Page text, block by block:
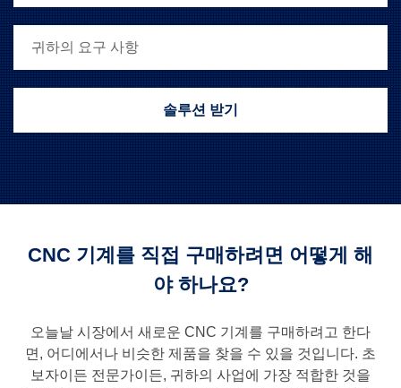
CNC 기계를 직접 구매하려면 어떻게 해
야 하나요?
오늘날 시장에서 새로운 CNC 기계를 구매하려고 한다
면, 어디에서나 비슷한 제품을 찾을 수 있을 것입니다. 초
보자이든 전문가이든, 귀하의 사업에 가장 적합한 것을